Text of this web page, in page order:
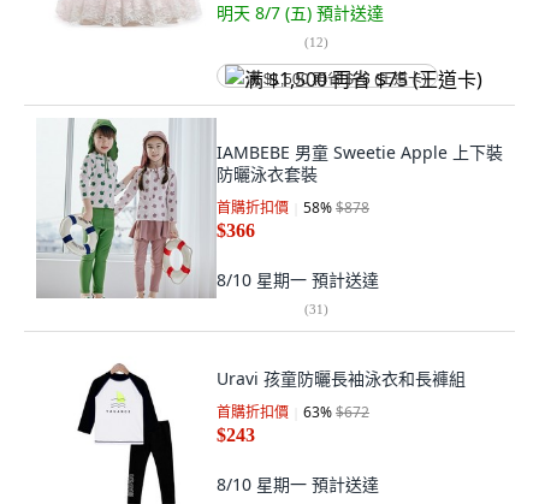
明天 8/7 (五) 預計送達
(12)
满 $1,500 再省 $75 (王道卡)
IAMBEBE 男童 Sweetie Apple 上下裝
防曬泳衣套裝
首購折扣價 58%$878
$366
8/10 星期一 預計送達
(31)
Uravi 孩童防曬長袖泳衣和長褲組
首購折扣價 63%$672
$243
8/10 星期一 預計送達